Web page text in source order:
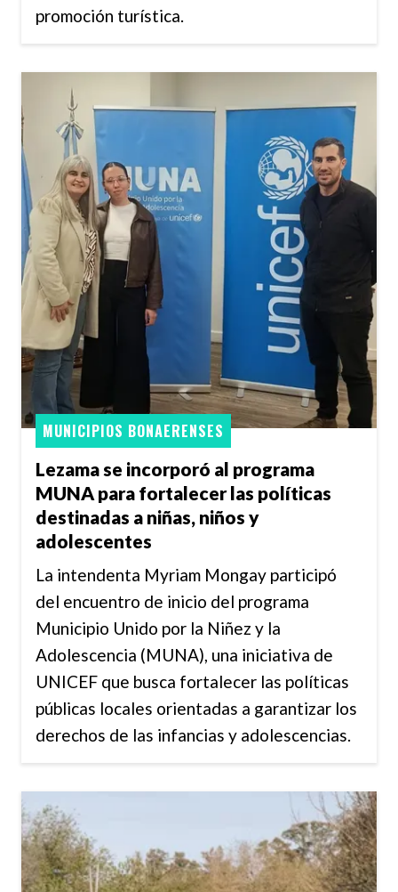
promoción turística.
Lezama se incorporó al programa
MUNA para fortalecer las políticas
destinadas a niñas, niños y
adolescentes
MUNICIPIOS BONAERENSES
La intendenta Myriam Mongay participó
del encuentro de inicio del programa
Municipio Unido por la Niñez y la
Adolescencia (MUNA), una iniciativa de
UNICEF que busca fortalecer las políticas
públicas locales orientadas a garantizar los
derechos de las infancias y adolescencias.